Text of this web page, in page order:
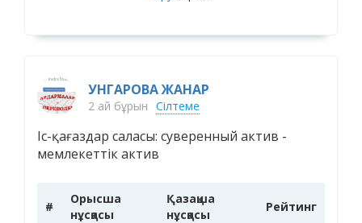
УНГАРОВА ЖАНАР
2 ай бұрын Сілтеме
Іс-қағаздар саласы: суверенный актив -
мемлекеттік актив
#
Орысша
нұсқасы
Қазақша
нұсқасы
Рейтинг